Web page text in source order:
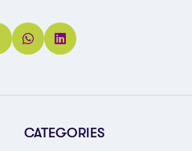
CATEGORIES